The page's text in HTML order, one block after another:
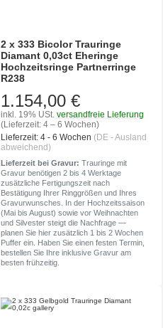
2 x 333 Bicolor Trauringe
Diamant 0,03ct Eheringe
Hochzeitsringe Partnerringe
R238
1.154,00 €
inkl. 19% USt. versandfreie Lieferung
(Lieferzeit: 4 – 6 Wochen)
Lieferzeit: 4 - 6 Wochen (DE - Ausland
abweichend)
Lieferzeit bei Gravur: Trauringe mit
Gravur benötigen 2 bis 4 Werktage
zusätzliche Fertigungszeit nach
Bestätigung Ihrer Ringgrößen und Ihres
Gravurwunsches. In der Hochzeitssaison
(Mai bis August) sowie vor Weihnachten
und Silvester steigt die Nachfrage —
planen Sie hier zusätzlich 1 bis 2 Wochen
Puffer ein. Haben Sie einen festen Termin,
bestellen Sie Ihre inklusive Gravur am
besten frühzeitig.